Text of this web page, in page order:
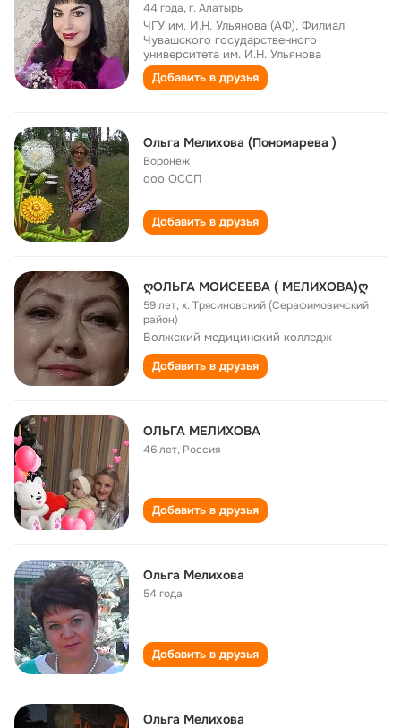
44 года,г. Алатырь
ЧГУ им. И.Н. Ульянова (АФ), Филиал
Чувашского государственного
университета им. И.Н. Ульянова
Добавить в друзья
Ольга Мелихова (Пономарева )
Воронеж
ооо ОССП
Добавить в друзья
ღОЛЬГА МОИСЕЕВА ( МЕЛИХОВА)ღ
59 лет,х. Трясиновский (Серафимовичский
район)
Волжский медицинский колледж
Добавить в друзья
ОЛЬГА МЕЛИХОВА
46 лет, Россия
Добавить в друзья
Ольга Мелихова
54 года
Добавить в друзья
Ольга Мелихова